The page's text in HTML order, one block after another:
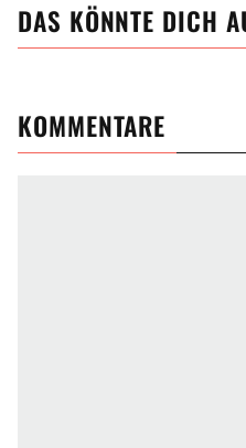
DAS KÖNNTE DICH
KOMMENTARE